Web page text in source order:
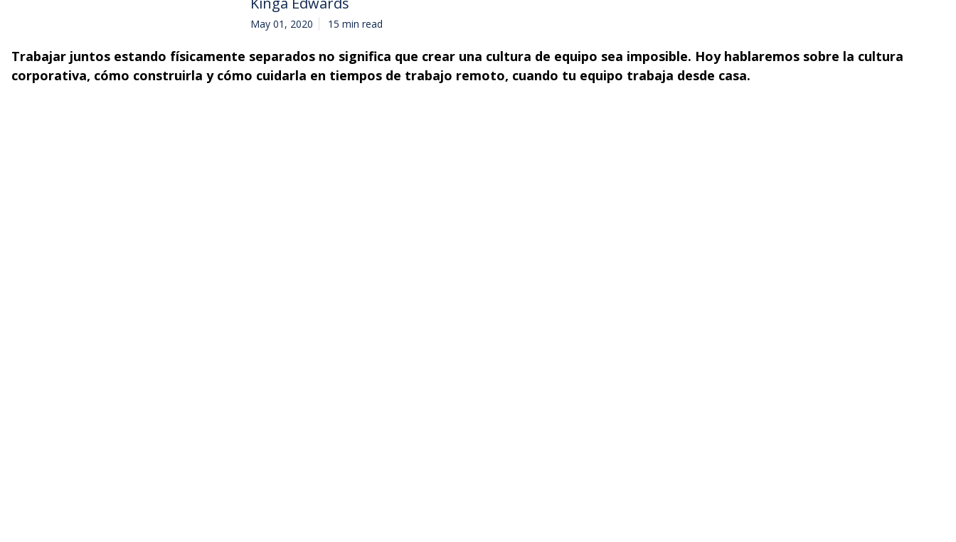
May 01, 2020 15 min read
Trabajar juntos estando físicamente separados no significa que crear una cultura de equipo sea imposible. Hoy hablaremos sobre la cultura
corporativa, cómo construirla y cómo cuidarla en tiempos de trabajo remoto, cuando tu equipo trabaja desde casa.